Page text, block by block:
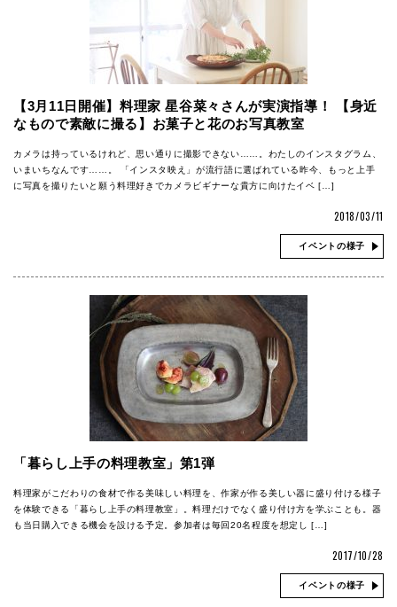
【3月11日開催】料理家 星谷菜々さんが実演指導！ 【身近
なもので素敵に撮る】お菓子と花のお写真教室
カメラは持っているけれど、思い通りに撮影できない……。わたしのインスタグラム、
いまいちなんです……。 「インスタ映え」が流行語に選ばれている昨今、もっと上手
に写真を撮りたいと願う料理好きでカメラビギナーな貴方に向けたイベ […]
2018/03/11
イベントの様子
「暮らし上手の料理教室」第1弾
料理家がこだわりの食材で作る美味しい料理を、作家が作る美しい器に盛り付ける様子
を体験できる「暮らし上手の料理教室」。料理だけでなく盛り付け方を学ぶことも。器
も当日購入できる機会を設ける予定。参加者は毎回20名程度を想定し […]
2017/10/28
イベントの様子